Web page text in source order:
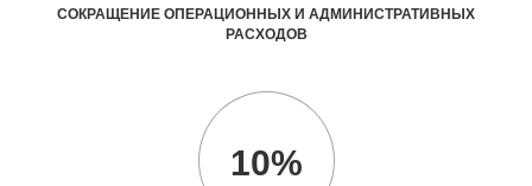
СОКРАЩЕНИЕ ОПЕРАЦИОННЫХ И АДМИНИСТРАТИВНЫХ
РАСХОДОВ
10%